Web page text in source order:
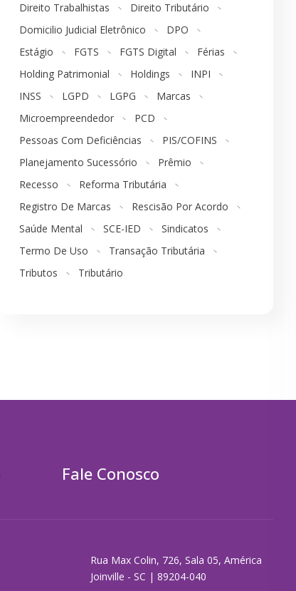
Direito Trabalhistas
Direito Tributário
Domicilio Judicial Eletrônico
DPO
Estágio
FGTS FGTS Digital
Férias
Holding Patrimonial
Holdings
INPI
INSS
LGPD LGPG
Marcas
Microempreendedor
PCD
Pessoas Com Deficiências
PIS/COFINS
Planejamento Sucessório
Prêmio
Recesso
Reforma Tributária
Registro De Marcas
Rescisão Por Acordo
Saúde Mental
SCE-IED
Sindicatos
Termo De Uso
Transação Tributária
Tributos
Tributário
Fale Conosco
Rua Max Colin, 726, Sala 05, América
Joinville - SC | 89204-040